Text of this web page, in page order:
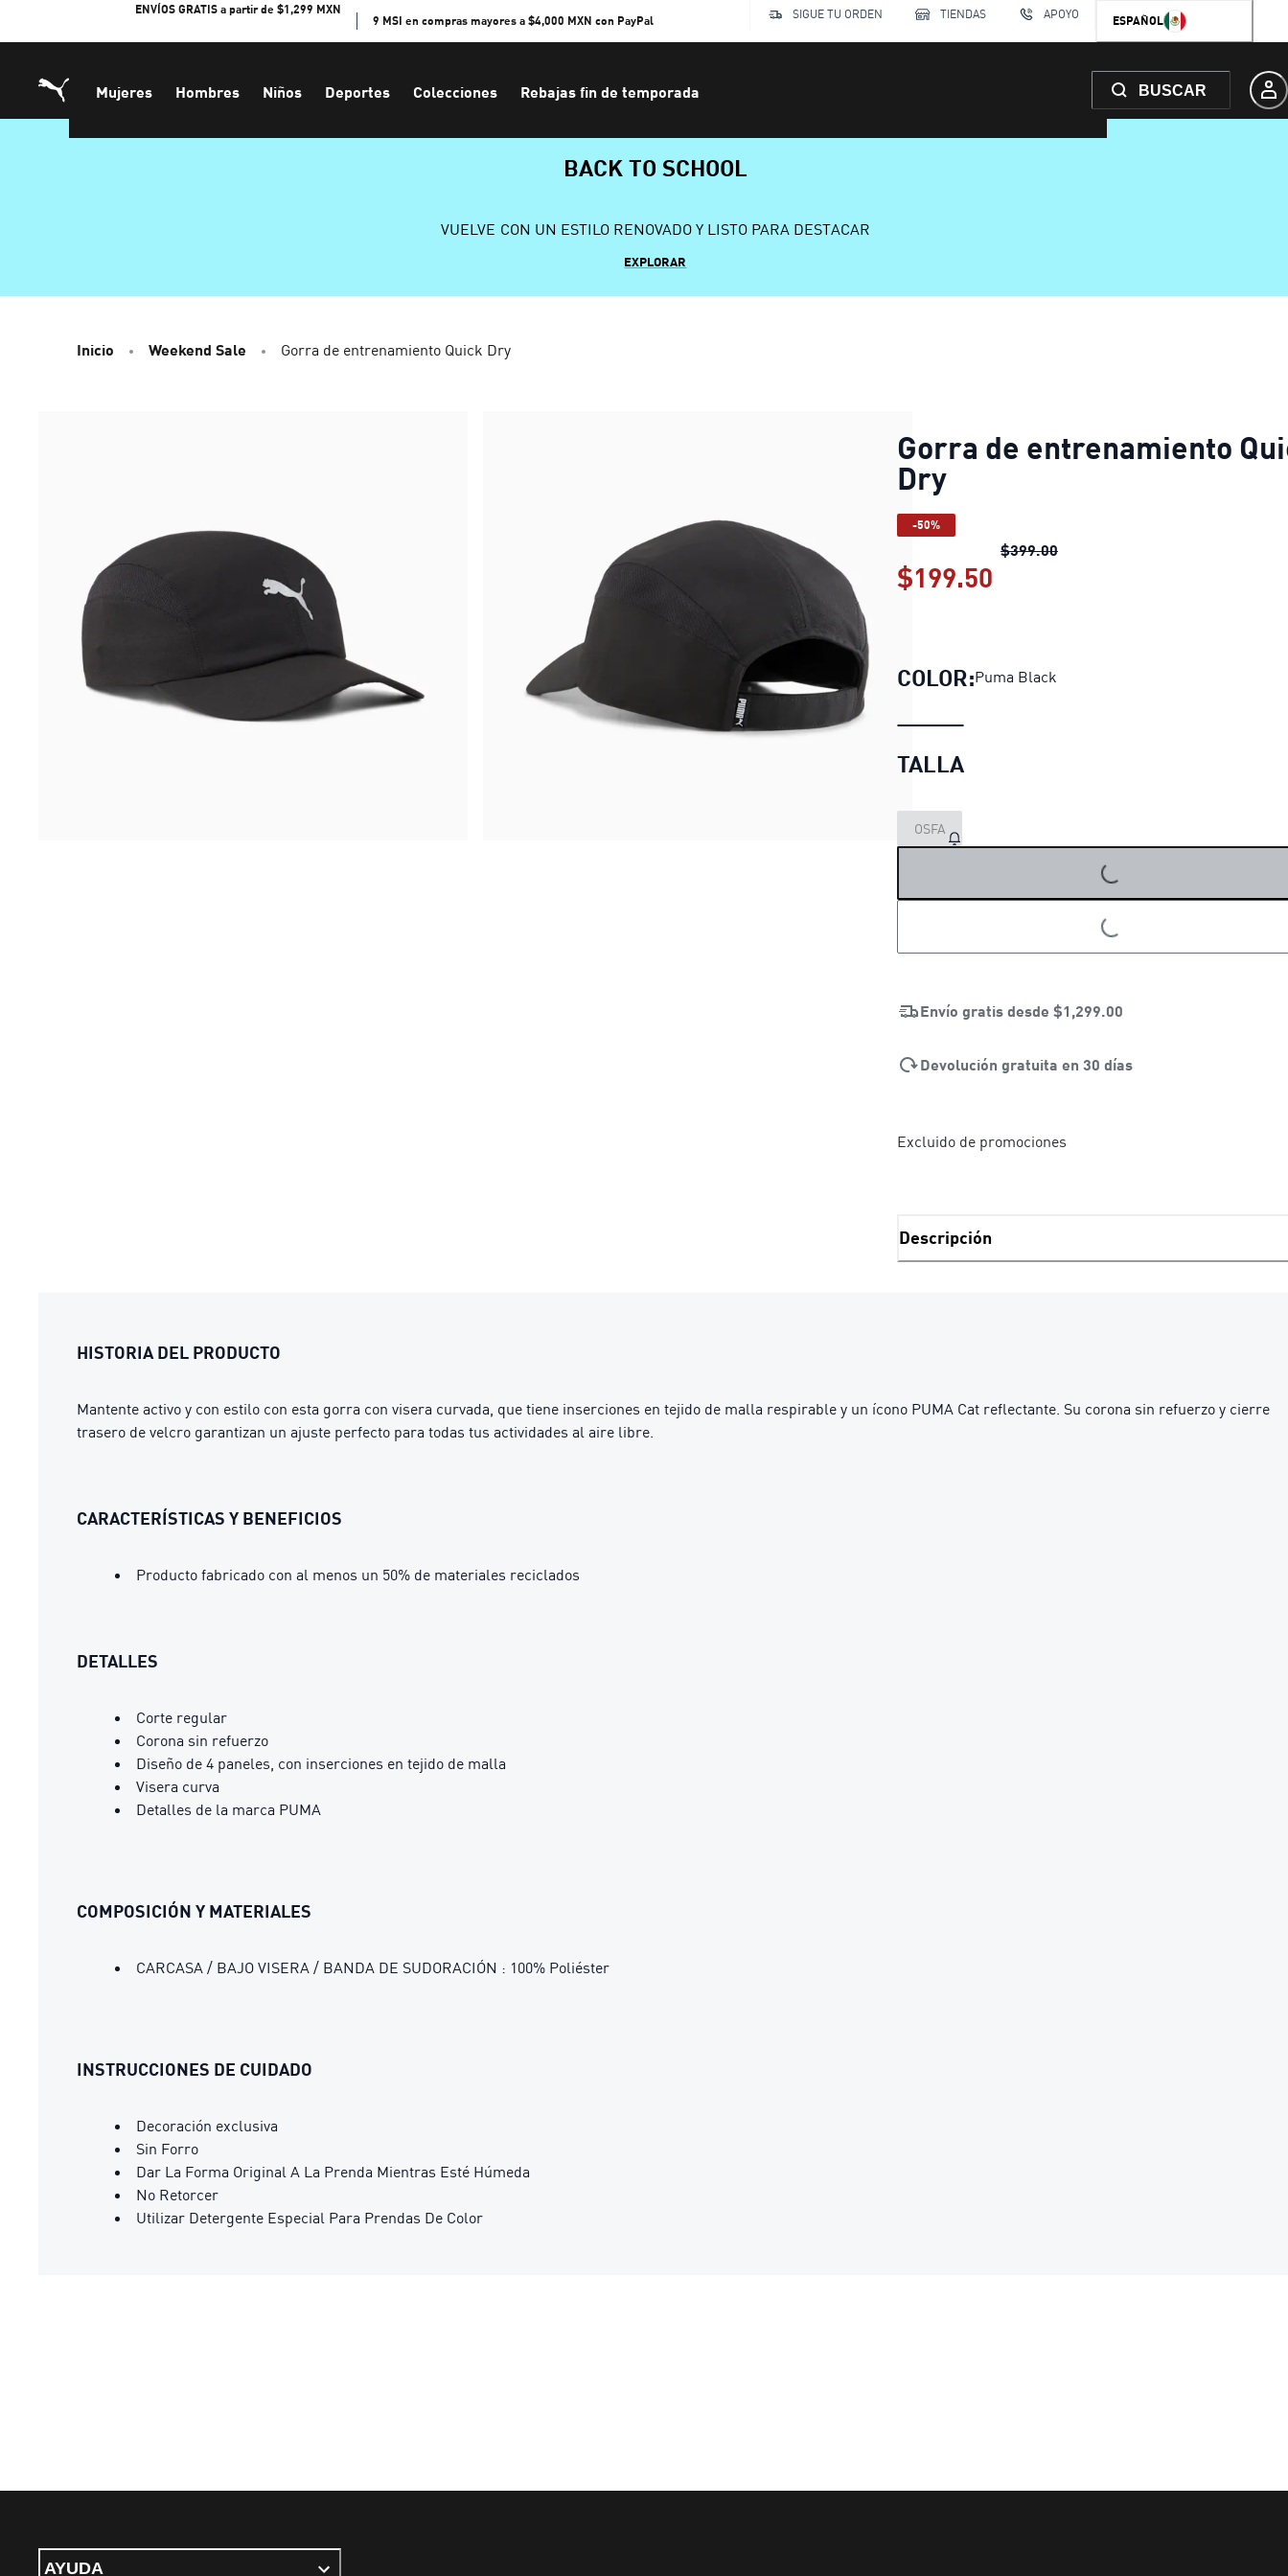
ENVÍOS GRATIS a partir de $1,299 MXN
9 MSI en compras mayores a $4,000 MXN con PayPal
SIGUE TU ORDEN TIENDAS APOYO ESPAÑOL
Mujeres Hombres Niños Deportes Colecciones Rebajas fin de temporada BUSCAR
BACK TO SCHOOL
VUELVE CON UN ESTILO RENOVADO Y LISTO PARA DESTACAR
EXPLORAR
Inicio Weekend Sale Gorra de entrenamiento Quick Dry
Gorra de entrenamiento
Dry
-50%
$399.00Gorra de entrenamiento Quick
$199.50
COLOR:Puma Black
TALLA
OSFA
LOADING...
LOADING...
Envío gratis desde $1,299.00
Devolución gratuita en 30 días
Excluido de promociones
Descripción
HISTORIA DEL PRODUCTO
Mantente activo y con estilo con esta gorra con visera curvada, que tiene inserciones en tejido de malla respirable y un ícono PUMA Cat reflectante. Su corona sin refuerzo y cierre
trasero de velcro garantizan un ajuste perfecto para todas tus actividades al aire libre.
CARACTERÍSTICAS Y BENEFICIOS
Producto fabricado con al menos un 50% de materiales reciclados
DETALLES
Corte regular
Corona sin refuerzo
Diseño de 4 paneles, con inserciones en tejido de malla
Visera curva
Detalles de la marca PUMA
COMPOSICIÓN Y MATERIALES
CARCASA / BAJO VISERA / BANDA DE SUDORACIÓN : 100% Poliéster
INSTRUCCIONES DE CUIDADO
Decoración exclusiva
Sin Forro
Dar La Forma Original A La Prenda Mientras Esté Húmeda
No Retorcer
Utilizar Detergente Especial Para Prendas De Color
AYUDA